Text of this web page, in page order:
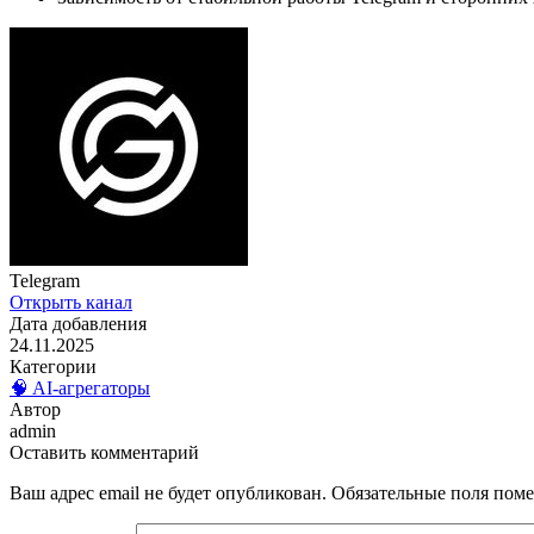
Telegram
Открыть канал
Дата добавления
24.11.2025
Категории
🧠 AI-агрегаторы
Автор
admin
Оставить комментарий
Ваш адрес email не будет опубликован. Обязательные поля